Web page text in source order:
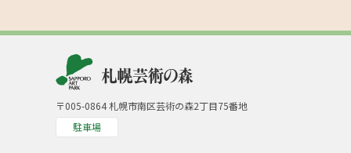
〒005-0864 札幌市南区芸術の森2丁目75番地
駐車場